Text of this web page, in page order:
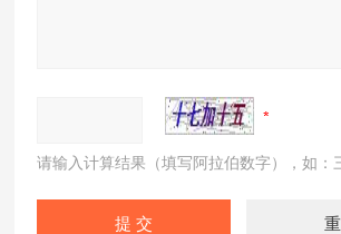
请输入计算结果（填写阿拉伯数字），如：